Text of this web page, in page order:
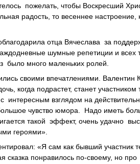
пожелать, чтобы Воскресший
радость, то весеннее
отца Вячеслава за
шумные репетиции и
было много маленьких ролей.
своими впечатлениями. Валентин
когда подрастет, станет
взглядом на
чувство юмора. Надо иметь
такой эффект, очень удачно
героями».
«Я сам как бывший участник
сказка понравилось по-своему, но